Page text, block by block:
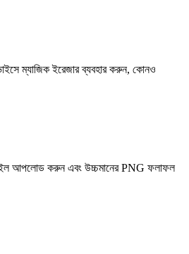
ম্যাজিক ইরেজার ব্যবহার করুন, কোনও
আপলোড করুন এবং উচ্চমানের PNG ফলাফল